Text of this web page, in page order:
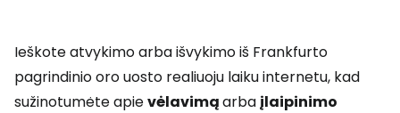
Ieškote atvykimo arba išvykimo iš Frankfurto
pagrindinio oro uosto realiuoju laiku internetu, kad
sužinotumėte apievėlavimąarbaįlaipinimo